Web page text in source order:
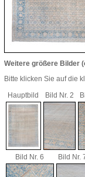
Weitere größere Bilder
Bitte klicken Sie auf die
Hauptbild
Bild Nr. 2
Bild Nr. 6 Bild Nr.